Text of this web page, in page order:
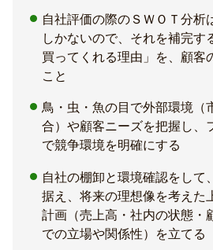
自社評価の際のＳＷＯＴ分析
しかないので、それを補完す
買ってくれる理由」を、顧客
こと
鳥・虫・魚の目で外部環境（
合）や顧客ニーズを把握し、
で競争環境を明確にする
自社の棚卸と環境確認をして
据え、将来の理想像を考えた
計画（売上高・社内の状態・
での立場や関係性）を立てる